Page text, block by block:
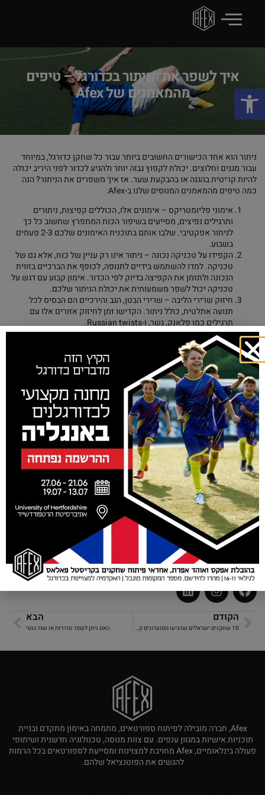
פתח סרגל נגישות
איך לשפר את הניתור בכדורגל – טיפים
מהמאמנים של Afex
ניתור הוא אחד הכישורים החשובים ביותר עבור כל שחקן כדורגל, במיוחד
עבור מגנים וחלוצים. יכולת לקפוץ גבוה יותר ולהגיע לכדור לפני היריב יכולה
להיות קריטית בהגנה או בהבקעת שער. אז איך משפרים את הניתור? הנה
כמה טיפים מהמאמנים המנוסים שלנו ב-Afex:
אימוני פליומטריקס – אימונים אלו, הכוללים קפיצות, ניתורים
ותרגילים נפיצים, מסייעים בשיפור הכוח המתפרץ שחשוב כל כך
לניתור אפקטיבי. שלבו אותם בתוכנית האימונים שלכם 2-3 פעמים
בשבוע.
הקפידו על טכניקה נכונה – ניתור אינו רק עניין של כוח, אלא גם של
טכניקה. למדו להשתמש בידיים לתנופה, לכופף את הברכיים בזווית
הנכונה ולתזמן את הקפיצה בדיוק לפי הכדור. אימון קבוע עם דגש על
טכניקה יכול לשפר משמעותית את יכולת הניתור שלכם.
חיזוק שרירי הליבה – שרירי הבטן, הגב והירכיים הם הבסיס לכל
תנועה אתלטית, כולל ניתור. הקדישו זמן לחיזוק אזורים אלו עם
תרגילים כמו פלאנק, גשר, ו-Russian twists.
שימוש במשקולות – אימון עם משקולות, במיוחד תרגילים כמו
סקוואטים ודדליפטים, יכול לחזק את השרירים העיקריים המעורבים
בניתור. הקפידו על הדרכה נכונה ועל עליה הדרגתית במשקל כדי
להימנע מפציעות.
תרגול ניתורים ספציפיים לכדורגל – שלבו באימונים שלכם תרגילי
ניתור הדומים למצבי משחק, כמו ניתורים לכדרור חוזר או לחיבורים
גבוהים. ככל שתתרגלו יותר את התנועות הספציפיות הנדרשות
בכדורגל, כך תשתפרו בהן.
שימרו על גמישות – שרירים נוקשים מדי יכולים להגביל את טווח
התנועה ואת גובה הניתור שלכם. הקפידו על מתיחות קבועות, במיוחד
של הרגליים והירכיים, כדי לשמור על חופש התנועה המרבי.
זכרו, שיפור הניתור הוא תהליך שדורש זמן, עקביות ומאמץ. אל תצפו
לתוצאות מידיות, אלא התמקדו בשיפור הדרגתי ועקבי לאורך זמן. שילוב של
טכניקה נכונה, אימוני כוח וגמישות, ותרגול ספציפי לכדורגל, יכול להביא
אתכם בסופו של דבר לניתורים גבוהים ומרשימים יותר על המגרש.
ואם אתם מחפשים הדרכה מקצועית ומפורטת יותר כדי לקחת את הניתור
אנחנו מחויבים לספק לכל שחקן את הכלים והתמיכה לממש את הפוטנציאל
שלו במלואו, בניתור ובכל היבט אחר של המשחק. יחד, נעבוד כדי להפוך
אתכם לשחקנים הטובים ביותר שאתם יכולים להיות.
הקודם
10 שחקנים ישראלים שהגיעו ממועדונים קטנים לליגות הבכירות
הבא
האם ניתן לשפר מהירות או שזה גנטי
Afex, חברה מובילה לפיתוח ספורטאים, מתמחה באימון מתקדם ובניית
תוכניות אישיות במגוון ענפים. עם צוות מנוסה, טכנולוגיה חדשנית ושיתופי
פעולה בינלאומיים, Afex מחויבת למצוינות ומסייעת לספורטאים בכל הרמות
להגשים את הפוטנציאל שלהם.